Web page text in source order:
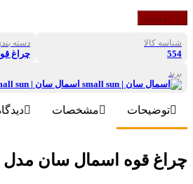
ناموجود
شناسه کالا
554
دسته
چراغ
برند
اسمال سان | small sun
توضیحات مشخصات
چراغ قوه اسمال سان مدل ZY-T222